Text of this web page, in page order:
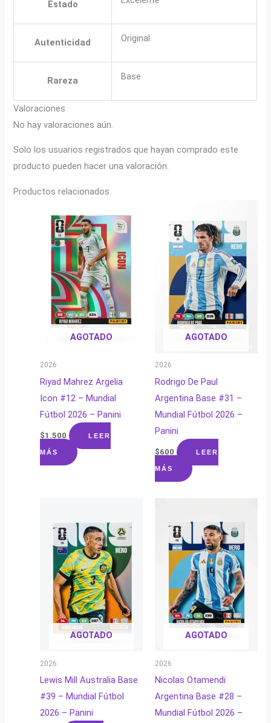
Estado
Autenticidad Original
Rareza Base
Valoraciones
No hay valoraciones aún.
Solo los usuarios registrados que hayan comprado este
producto pueden hacer una valoración.
Productos relacionados
AGOTADO
2026
Riyad Mahrez Argelia
Icon #12 – Mundial
Fútbol 2026 – Panini
$1.500 LEER
MÁS
AGOTADO
2026
Rodrigo De Paul
Argentina Base #31 –
Mundial Fútbol 2026 –
Panini
$600 LEER
MÁS
AGOTADO
2026
Lewis Mill Australia Base
#39 – Mundial Fútbol
2026 – Panini
AGOTADO
2026
Nicolas Otamendi
Argentina Base #28 –
Mundial Fútbol 2026 –